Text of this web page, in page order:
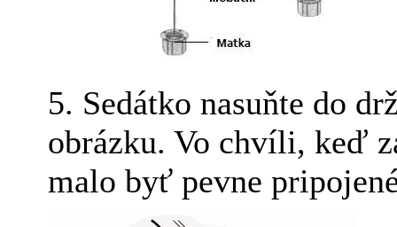
5. Sedátko nasuňte do
obrázku. Vo chvíli, keď
malo byť pevne